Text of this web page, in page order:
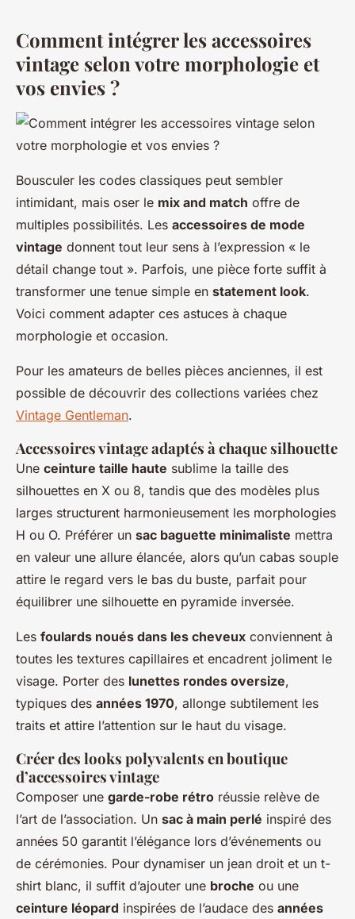
Comment intégrer les accessoires
vintage selon votre morphologie et
vos envies ?
Bousculer les codes classiques peut sembler
intimidant, mais oser le mix and match offre de
multiples possibilités. Les accessoires de mode
vintage donnent tout leur sens à l’expression « le
détail change tout ». Parfois, une pièce forte suffit à
transformer une tenue simple en statement look.
Voici comment adapter ces astuces à chaque
morphologie et occasion.
Pour les amateurs de belles pièces anciennes, il est
possible de découvrir des collections variées chez
Vintage Gentleman.
Accessoires vintage adaptés à chaque silhouette
Une ceinture taille haute sublime la taille des
silhouettes en X ou 8, tandis que des modèles plus
larges structurent harmonieusement les morphologies
H ou O. Préférer un sac baguette minimaliste mettra
en valeur une allure élancée, alors qu’un cabas souple
attire le regard vers le bas du buste, parfait pour
équilibrer une silhouette en pyramide inversée.
Les foulards noués dans les cheveux conviennent à
toutes les textures capillaires et encadrent joliment le
visage. Porter des lunettes rondes oversize,
typiques des années 1970, allonge subtilement les
traits et attire l’attention sur le haut du visage.
Créer des looks polyvalents en boutique
d’accessoires vintage
Composer une garde-robe rétro réussie relève de
l’art de l’association. Un sac à main perlé inspiré des
années 50 garantit l’élégance lors d’événements ou
de cérémonies. Pour dynamiser un jean droit et un t-
shirt blanc, il suffit d’ajouter une broche ou une
ceinture léopard inspirées de l’audace des années